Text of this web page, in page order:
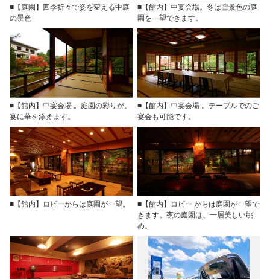
■【庭園】四季折々で姿を変える中庭
の景色
■【館内】中宴会場。冬は雪景色の庭
園を一望できます。
■【館内】中宴会場 。庭園の彩りが、
宴に華を添えます。
■【館内】中宴会場 。テーブルでのご
宴会も可能です。
■【館内】ロビーからは庭園が一望。
■【館内】ロビー からは庭園が一望で
きます。夜の庭園は、一層美しい眺
め。